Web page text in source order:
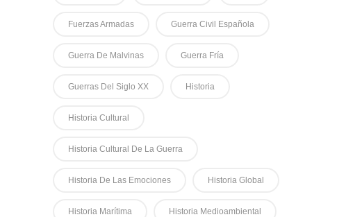
Fuerzas Armadas Guerra Civil Española
Guerra De Malvinas Guerra Fría
Guerras Del Siglo XX Historia
Historia Cultural
Historia Cultural De La Guerra
Historia De Las Emociones Historia Global
Historia Marítima Historia Medioambiental